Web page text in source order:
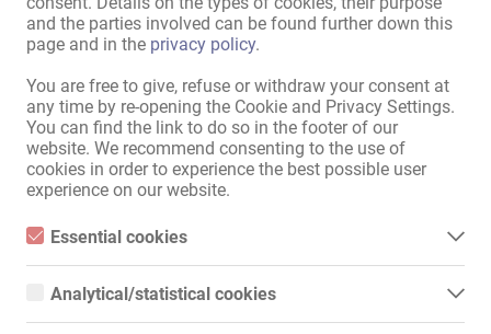
and the parties involved can be found further down this
page and in the privacy policy.
You are free to give, refuse or withdraw your consent at
any time by re-opening the Cookie and Privacy Settings.
You can find the link to do so in the footer of our
website. We recommend consenting to the use of
cookies in order to experience the best possible user
experience on our website.
Essential cookies
Essential cookies are all cookies necessary for the operation of
function properly without these cookies.
Analytical/statistical cookies
Analytical or statistical cookies are cookies that are used to
Вам не нужно ни о чем беспокоиться. Мы оплатим ваши
транспортные расходы за первую неделю.
Если вас заинтересовало, просто позвоните нам или свяжитесь
с нами через WhatsApp. Мы будем рады получить от вас
сообщение.
Дополнительная информация доступна на нашем сайте.
Mit dem Klicken von „Karte anzeigen“ erteilst du die Erlaubnis, dass
Daten an Google übermittelt werden und du damit Karten als
externen Inhalt nutzen kannst.
unserer